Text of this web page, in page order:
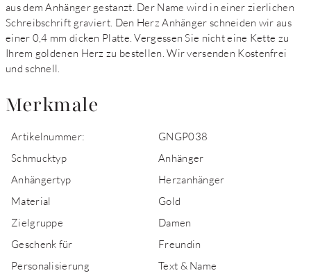
aus dem Anhänger gestanzt. Der Name wird in einer zierlichen
Schreibschrift graviert. Den Herz Anhänger schneiden wir aus
einer 0,4 mm dicken Platte. Vergessen Sie nicht eine Kette zu
Ihrem goldenen Herz zu bestellen. Wir versenden Kostenfrei
und schnell.
Merkmale
Artikelnummer:
GNGP038
Schmucktyp
Anhänger
Anhängertyp
Herzanhänger
Material
Gold
Zielgruppe
Damen
Geschenk für
Freundin
Personalisierung
Text & Name